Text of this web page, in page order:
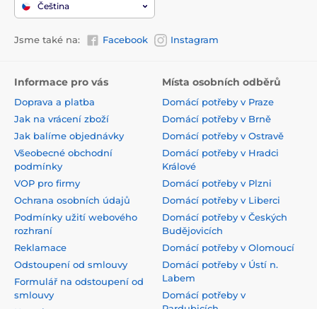
Čeština
Jsme také na: Facebook Instagram
Informace pro vás
Doprava a platba
Jak na vrácení zboží
Jak balíme objednávky
Všeobecné obchodní
podmínky
VOP pro firmy
Ochrana osobních údajů
Podmínky užití webového
rozhraní
Reklamace
Odstoupení od smlouvy
Formulář na odstoupení od
smlouvy
Místa osobních odběrů
Domácí potřeby v Praze
Domácí potřeby v Brně
Domácí potřeby v Ostravě
Domácí potřeby v Hradci
Králové
Domácí potřeby v Plzni
Domácí potřeby v Liberci
Domácí potřeby v Českých
Budějovicích
Domácí potřeby v Olomoucí
Domácí potřeby v Ústí n.
Labem
Domácí potřeby v